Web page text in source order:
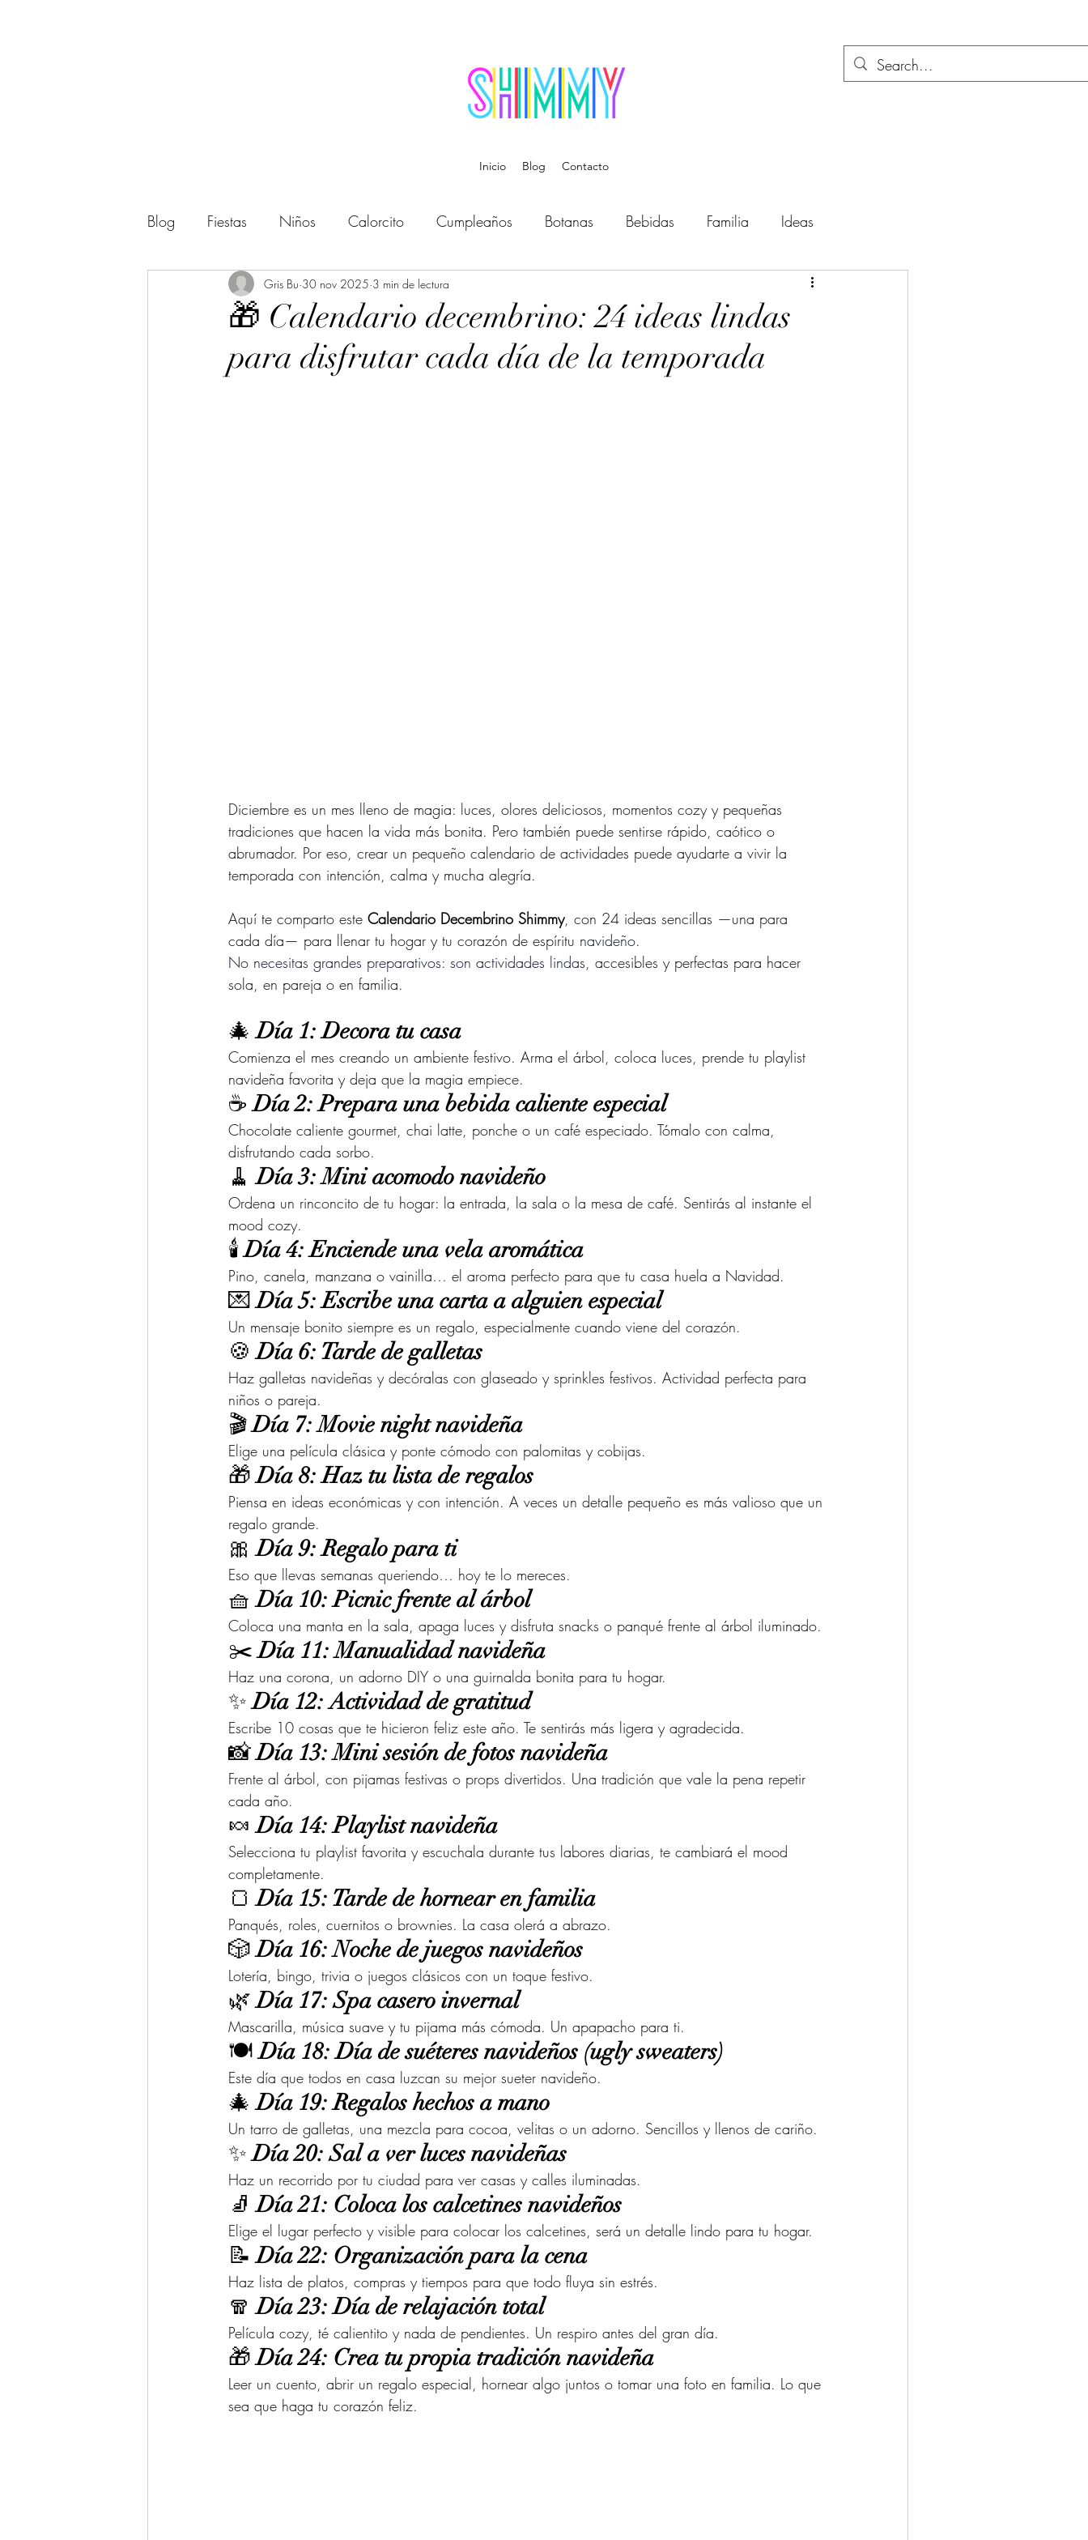
Inicio Blog Contacto
Blog Fiestas Niños Calorcito Cumpleaños Botanas Bebidas Familia Ideas
Actividades Regalos Bebé Música Festividades
Halloween
🎁 Calendario decembrino: 24 ideas lindas
para disfrutar cada día de la temporada
Gris Bu 30 nov 2025 3 min de lectura
Diciembre es un mes lleno de magia: luces, olores deliciosos, momentos cozy y pequeñas
tradiciones que hacen la vida más bonita. Pero también puede sentirse rápido, caótico o
abrumador. Por eso, crear un pequeño calendario de actividades puede ayudarte a vivir la
temporada con intención, calma y mucha alegría.
Aquí te comparto este Calendario Decembrino Shimmy, con 24 ideas sencillas —una para
cada día— para llenar tu hogar y tu corazón de espíritu navideño.
No necesitas grandes preparativos: son actividades lindas, accesibles y perfectas para hacer
sola, en pareja o en familia.
🎄 Día 1: Decora tu casa
Comienza el mes creando un ambiente festivo. Arma el árbol, coloca luces, prende tu playlist
navideña favorita y deja que la magia empiece.
☕ Día 2: Prepara una bebida caliente especial
Chocolate caliente gourmet, chai latte, ponche o un café especiado. Tómalo con calma,
disfrutando cada sorbo.
🧹 Día 3: Mini acomodo navideño
Ordena un rinconcito de tu hogar: la entrada, la sala o la mesa de café. Sentirás al instante el
mood cozy.
🕯️ Día 4: Enciende una vela aromática
Pino, canela, manzana o vainilla… el aroma perfecto para que tu casa huela a Navidad.
💌 Día 5: Escribe una carta a alguien especial
Un mensaje bonito siempre es un regalo, especialmente cuando viene del corazón.
🍪 Día 6: Tarde de galletas
Haz galletas navideñas y decóralas con glaseado y sprinkles festivos. Actividad perfecta para
niños o pareja.
🎬 Día 7: Movie night navideña
Elige una película clásica y ponte cómodo con palomitas y cobijas.
🎁 Día 8: Haz tu lista de regalos
Piensa en ideas económicas y con intención. A veces un detalle pequeño es más valioso que un
regalo grande.
🎀 Día 9: Regalo para ti
Eso que llevas semanas queriendo… hoy te lo mereces.
🧺 Día 10: Picnic frente al árbol
Coloca una manta en la sala, apaga luces y disfruta snacks o panqué frente al árbol iluminado.
✂️ Día 11: Manualidad navideña
Haz una corona, un adorno DIY o una guirnalda bonita para tu hogar.
✨ Día 12: Actividad de gratitud
Escribe 10 cosas que te hicieron feliz este año. Te sentirás más ligera y agradecida.
📸 Día 13: Mini sesión de fotos navideña
Frente al árbol, con pijamas festivas o props divertidos. Una tradición que vale la pena repetir
cada año.
🍬 Día 14: Playlist navideña
Selecciona tu playlist favorita y escuchala durante tus labores diarias, te cambiará el mood
completamente.
🍞 Día 15: Tarde de hornear en familia
Panqués, roles, cuernitos o brownies. La casa olerá a abrazo.
🎲 Día 16: Noche de juegos navideños
Lotería, bingo, trivia o juegos clásicos con un toque festivo.
🌿 Día 17: Spa casero invernal
Mascarilla, música suave y tu pijama más cómoda. Un apapacho para ti.
🍽️ Día 18: Día de suéteres navideños (ugly sweaters)
Este día que todos en casa luzcan su mejor sueter navideño.
🎄 Día 19: Regalos hechos a mano
Un tarro de galletas, una mezcla para cocoa, velitas o un adorno. Sencillos y llenos de cariño.
✨ Día 20: Sal a ver luces navideñas
Haz un recorrido por tu ciudad para ver casas y calles iluminadas.
🧦 Día 21: Coloca los calcetines navideños
Elige el lugar perfecto y visible para colocar los calcetines, será un detalle lindo para tu hogar.
📝 Día 22: Organización para la cena
Haz lista de platos, compras y tiempos para que todo fluya sin estrés.
🧣 Día 23: Día de relajación total
Película cozy, té calientito y nada de pendientes. Un respiro antes del gran día.
🎁 Día 24: Crea tu propia tradición navideña
Leer un cuento, abrir un regalo especial, hornear algo juntos o tomar una foto en familia. Lo que
sea que haga tu corazón feliz.